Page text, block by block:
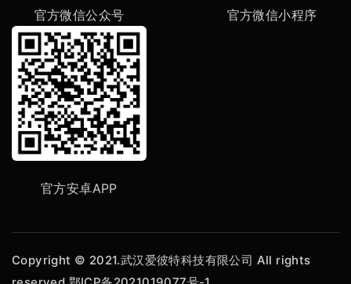
官方微信公众号 官方微信小程序
官方安卓APP
Copyright © 2021.武汉爱彼特科技有限公司 All rights